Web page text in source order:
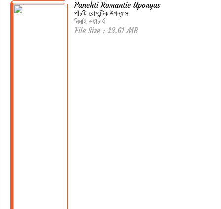
Panchti Romantic Uponyas
পাঁচটি রোমান্টিক উপন্যাস
নিমাই ভট্টাচার্য
File Size : 23.61 MB